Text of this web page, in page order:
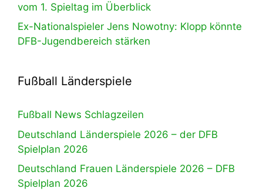
vom 1. Spieltag im Überblick
Ex-Nationalspieler Jens Nowotny: Klopp könnte
DFB-Jugendbereich stärken
Fußball Länderspiele
Fußball News Schlagzeilen
Deutschland Länderspiele 2026 – der DFB
Spielplan 2026
Deutschland Frauen Länderspiele 2026 – DFB
Spielplan 2026